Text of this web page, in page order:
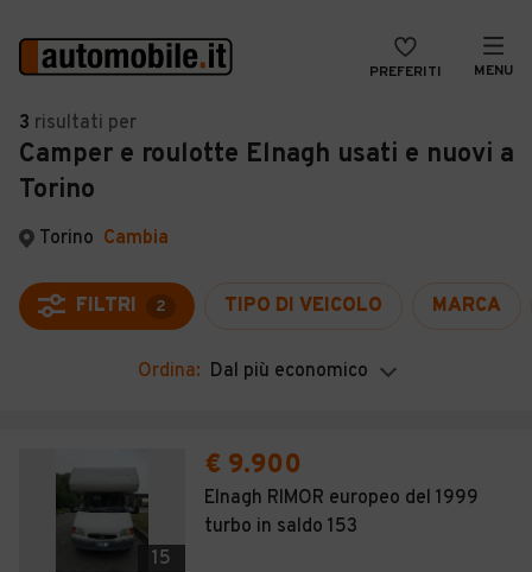
PREFERITI MENU
Auto
Auto usate
Auto Km 0
Auto Nuove
Camper
Veicoli Commerciali
VENDI
MAGAZINE
ACCEDI
3 risultati per
Camper e roulotte Elnagh usati e nuovi a
Torino
Torino Cambia
FILTRI 2 TIPO DI VEICOLO MARCA
Ordina: Dal più economico
15
€ 9.900
Elnagh RIMOR europeo del 1999
turbo in saldo 153